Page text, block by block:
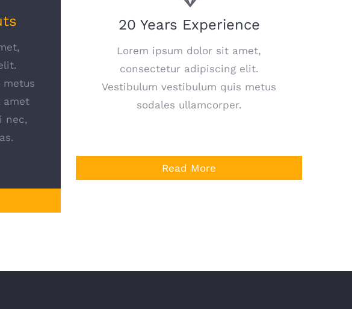
metus
amet
nec,
20 Years Experience
Lorem ipsum dolor sit amet,
consectetur adipiscing elit.
Vestibulum vestibulum quis metus
sodales ullamcorper.
Read More